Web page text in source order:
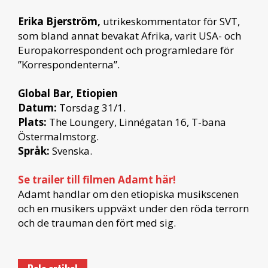
Erika Bjerström, utrikeskommentator för SVT,
som bland annat bevakat Afrika, varit USA- och
Europakorrespondent och programledare för
”Korrespondenterna”.
Global Bar, Etiopien
Datum: Torsdag 31/1.
Plats: The Loungery, Linnégatan 16, T-bana
Östermalmstorg.
Språk: Svenska.
Se trailer till filmen Adamt här!
Adamt handlar om den etiopiska musikscenen
och en musikers uppväxt under den röda terrorn
och de trauman den fört med sig.